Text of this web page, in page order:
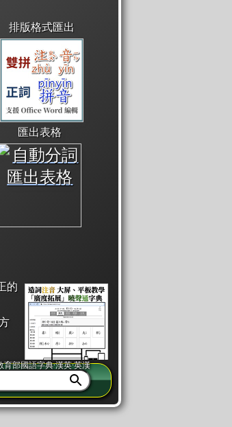
排版格式匯出
匯出表格
的
音」或「同筆畫」。
」此字詞的解釋，不
育部國語字典·漢英·英漢